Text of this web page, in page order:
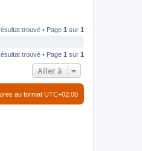
trouvé • Page 1 sur 1
trouvé • Page 1 sur 1
Aller à
au format UTC+02:00